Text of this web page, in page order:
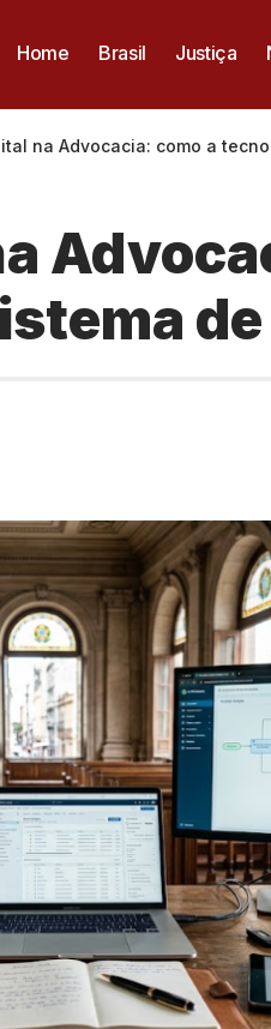
Home Brasil Justiça
na Advocacia: como a